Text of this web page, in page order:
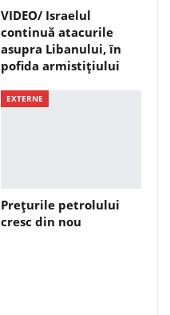
VIDEO/ Israelul
continuă atacurile
asupra Libanului, în
pofida armistițiului
EXTERNE
Prețurile petrolului
cresc din nou